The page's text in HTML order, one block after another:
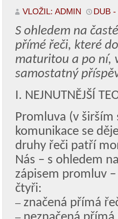
VLOŽIL: ADMIN DUB
S ohledem na
přímé řeči, které
maturitou a po ní,
samostatný
I. NEJNUTNĚJŠÍ
Promluva (v
komunikace se
druhy řeči patří
Nás – s ohledem
zápisem promluv
čtyři:
– značená přímá